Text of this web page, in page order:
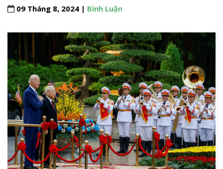
09 Tháng 8, 2024 | Bình Luận